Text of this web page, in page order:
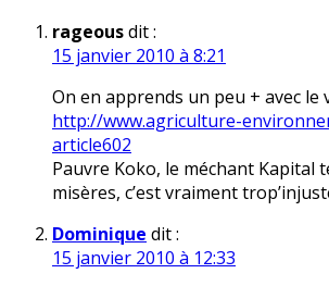
rageousdit :
15 janvier 2010 à 8:21
On en apprends un peu + avec le
http://www.agriculture-
article602
Pauvre Koko, le méchant Kapital
misères, c’est vraiment
Dominique dit :
15 janvier 2010 à 12:33